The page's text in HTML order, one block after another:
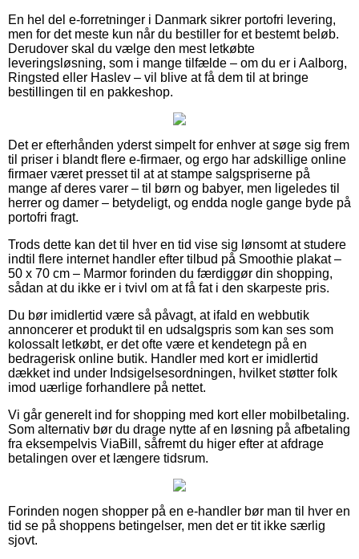
En hel del e-forretninger i Danmark sikrer portofri levering,
men for det meste kun når du bestiller for et bestemt beløb.
Derudover skal du vælge den mest letkøbte
leveringsløsning, som i mange tilfælde – om du er i Aalborg,
Ringsted eller Haslev – vil blive at få dem til at bringe
bestillingen til en pakkeshop.
Det er efterhånden yderst simpelt for enhver at søge sig frem
til priser i blandt flere e-firmaer, og ergo har adskillige online
firmaer været presset til at at stampe salgspriserne på
mange af deres varer – til børn og babyer, men ligeledes til
herrer og damer – betydeligt, og endda nogle gange byde på
portofri fragt.
Trods dette kan det til hver en tid vise sig lønsomt at studere
indtil flere internet handler efter tilbud på Smoothie plakat –
50 x 70 cm – Marmor forinden du færdiggør din shopping,
sådan at du ikke er i tvivl om at få fat i den skarpeste pris.
Du bør imidlertid være så påvagt, at ifald en webbutik
annoncerer et produkt til en udsalgspris som kan ses som
kolossalt letkøbt, er det ofte være et kendetegn på en
bedragerisk online butik. Handler med kort er imidlertid
dækket ind under Indsigelsesordningen, hvilket støtter folk
imod uærlige forhandlere på nettet.
Vi går generelt ind for shopping med kort eller mobilbetaling.
Som alternativ bør du drage nytte af en løsning på afbetaling
fra eksempelvis ViaBill, såfremt du higer efter at afdrage
betalingen over et længere tidsrum.
Forinden nogen shopper på en e-handler bør man til hver en
tid se på shoppens betingelser, men det er tit ikke særlig
sjovt.